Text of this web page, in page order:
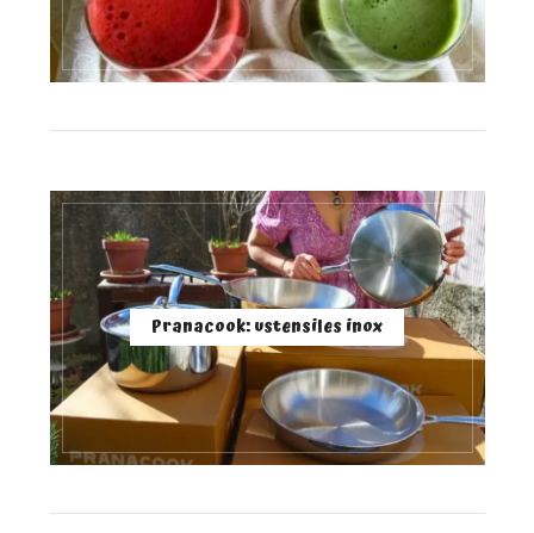
Pranacook: ustensiles inox